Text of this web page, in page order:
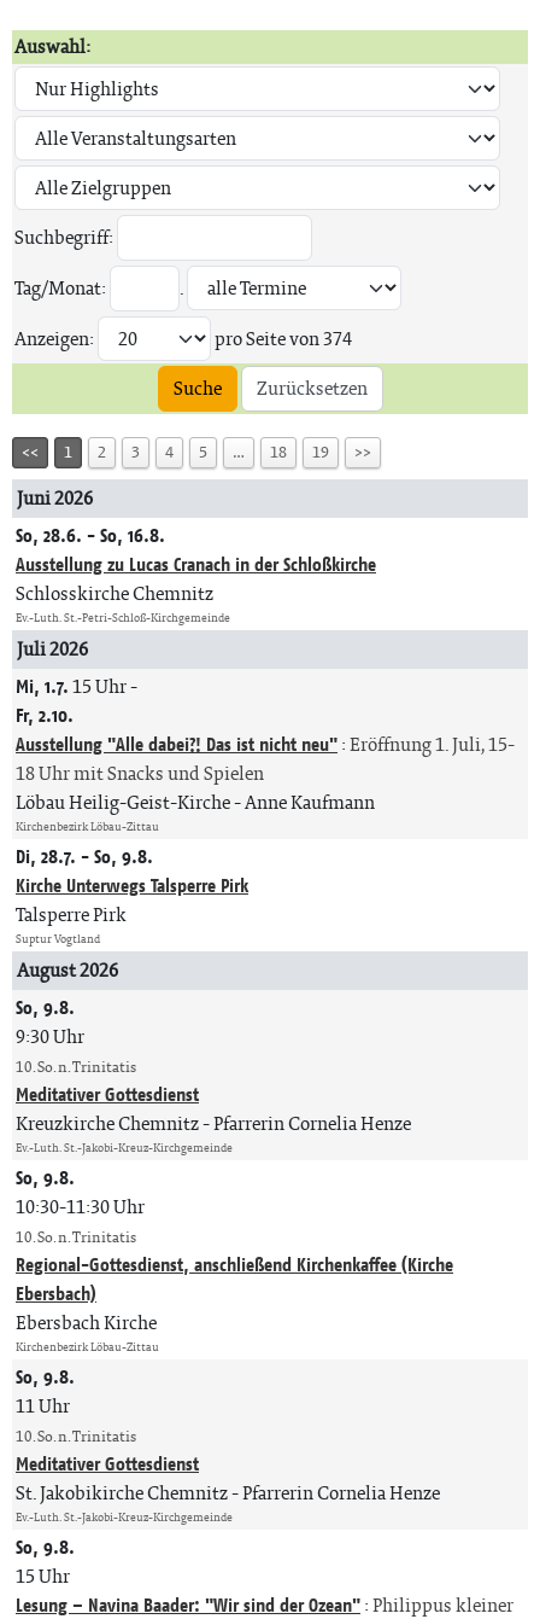
Auswahl:
Suchbegriff:
Tag/Monat:
.
Anzeigen:
pro Seite von374
Suche
Zurücksetzen
<< 1 2 3 4 5 … 18 19 >>
Juni 2026
So, 28.6. - So, 16.8.
Ausstellung zu Lucas Cranach in der Schloßkirche
Schlosskirche Chemnitz
Ev.-Luth. St.-Petri-Schloß-Kirchgemeinde
Juli 2026
Mi, 1.7.15 Uhr-
Fr, 2.10.
Ausstellung "Alle dabei?! Das ist nicht neu":Eröffnung 1. Juli, 15-
18 Uhr mit Snacks und Spielen
Löbau Heilig-Geist-Kirche Anne Kaufmann
Kirchenbezirk Löbau-Zittau
Di, 28.7. - So, 9.8.
Kirche Unterwegs Talsperre Pirk
Talsperre Pirk
Suptur Vogtland
August 2026
So, 9.8.
9:30 Uhr
10. So. n. Trinitatis
Meditativer Gottesdienst
Kreuzkirche Chemnitz Pfarrerin Cornelia Henze
Ev.-Luth. St.-Jakobi-Kreuz-Kirchgemeinde
So, 9.8.
10:30-11:30 Uhr
10. So. n. Trinitatis
Regional-Gottesdienst, anschließend Kirchenkaffee (Kirche
Ebersbach)
Ebersbach Kirche
Kirchenbezirk Löbau-Zittau
So, 9.8.
11 Uhr
10. So. n. Trinitatis
Meditativer Gottesdienst
St. Jakobikirche Chemnitz Pfarrerin Cornelia Henze
Ev.-Luth. St.-Jakobi-Kreuz-Kirchgemeinde
So, 9.8.
15 Uhr
Lesung – Navina Baader: "Wir sind der Ozean":Philippus kleiner